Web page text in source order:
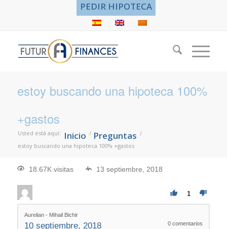
PEDIR HIPOTECA
estoy buscando una hipoteca 100%
+gastos
Usted está aquí: Inicio / Preguntas /
estoy buscando una hipoteca 100% +gastos
18.67K visitas 13 septiembre, 2018
1
Aurelian - Mihail Bichir
10 septiembre, 2018 0 comentarios